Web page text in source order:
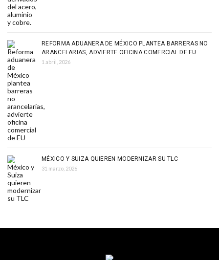
REFORMA ADUANERA DE MÉXICO PLANTEA BARRERAS NO
ARANCELARIAS, ADVIERTE OFICINA COMERCIAL DE EU
1 abril, 2026
MÉXICO Y SUIZA QUIEREN MODERNIZAR SU TLC
31 marzo, 2026